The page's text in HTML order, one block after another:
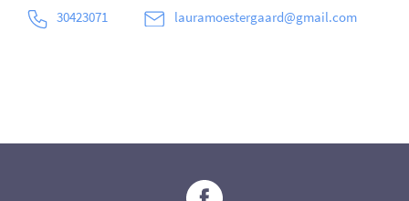
30423071
lauramoestergaard@gmail.com